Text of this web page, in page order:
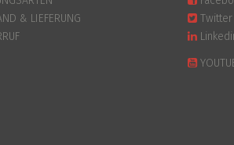
& LIEFERUNG
Twitter